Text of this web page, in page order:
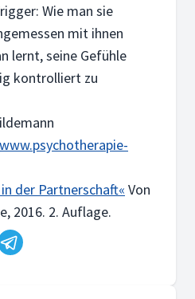
Wie man sie
mit ihnen
lernt, seine Gefühle
kontrolliert zu
www.psychotherapie-
der Partnerschaft« Von
2016. 2. Auflage.